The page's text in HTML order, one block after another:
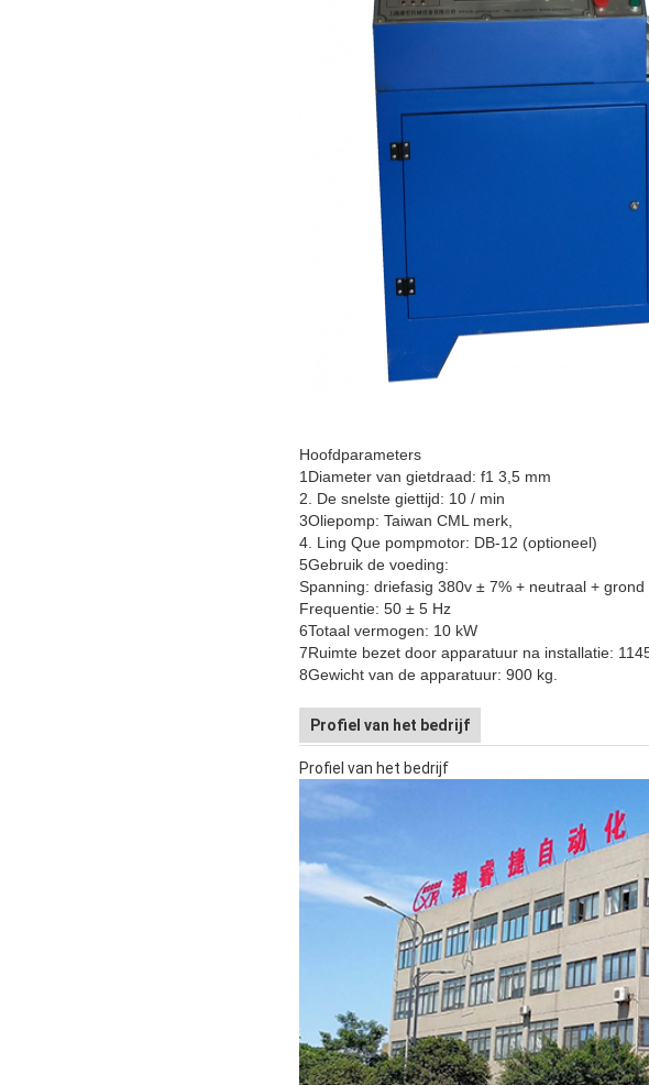
Hoofdparameters
1Diameter van gietdraad: f1 3,5 mm
2. De snelste giettijd: 10 / min
3Oliepomp: Taiwan CML merk,
4. Ling Que pompmotor: DB-12 (optioneel)
5Gebruik de voeding:
Spanning: driefasig 380v ± 7% + neutraal + grond
Frequentie: 50 ± 5 Hz
6Totaal vermogen: 10 kW
7Ruimte bezet door apparatuur na installatie:
8Gewicht van de apparatuur: 900 kg.
Profiel van het bedrijf
Profiel van het bedrijf